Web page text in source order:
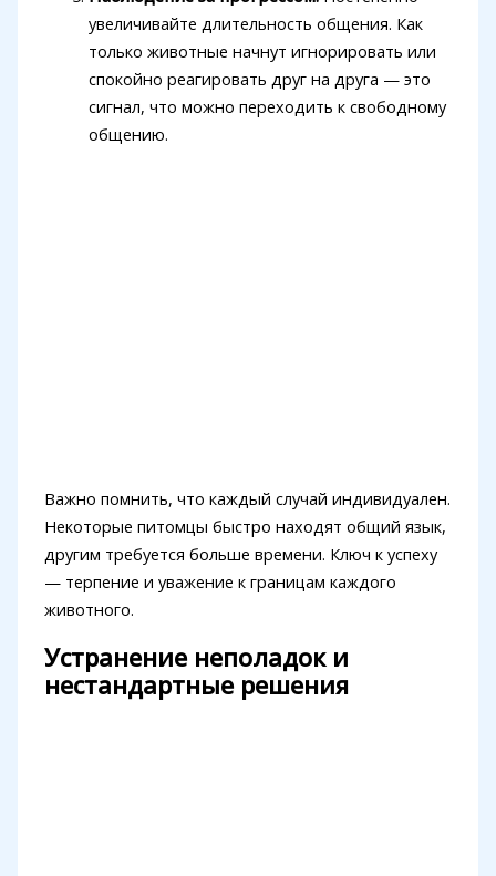
увеличивайте длительность общения. Как
только животные начнут игнорировать или
спокойно реагировать друг на друга — это
сигнал, что можно переходить к свободному
общению.
Важно помнить, что каждый случай индивидуален.
Некоторые питомцы быстро находят общий язык,
другим требуется больше времени. Ключ к успеху
— терпение и уважение к границам каждого
животного.
Устранение неполадок и
нестандартные решения